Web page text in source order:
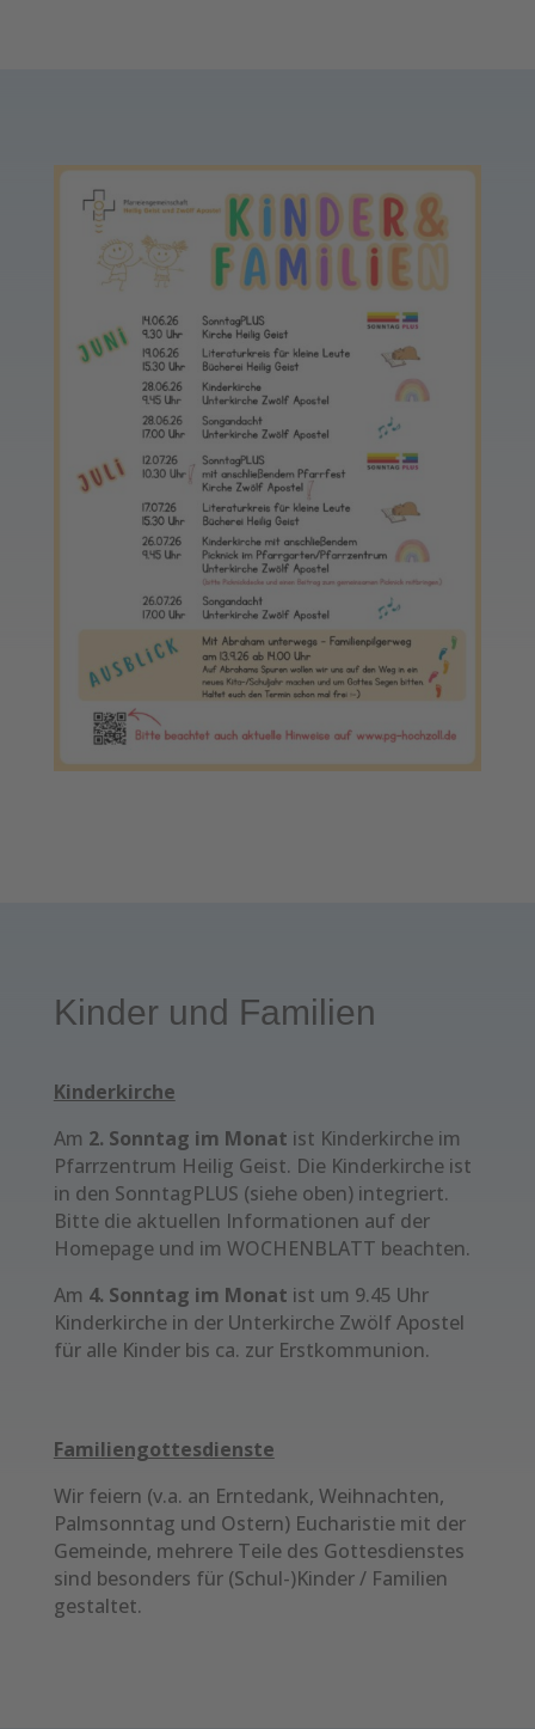
Kinder und Familien
Kinderkirche
Am 2. Sonntag im Monat ist Kinderkirche im
Pfarrzentrum Heilig Geist. Die Kinderkirche ist
in den SonntagPLUS (siehe oben) integriert.
Bitte die aktuellen Informationen auf der
Homepage und im WOCHENBLATT beachten.
Am 4. Sonntag im Monat ist um 9.45 Uhr
Kinderkirche in der Unterkirche Zwölf Apostel
für alle Kinder bis ca. zur Erstkommunion.
Familiengottesdienste
Wir feiern (v.a. an Erntedank, Weihnachten,
Palmsonntag und Ostern) Eucharistie mit der
Gemeinde, mehrere Teile des Gottesdienstes
sind besonders für (Schul-)Kinder / Familien
gestaltet.